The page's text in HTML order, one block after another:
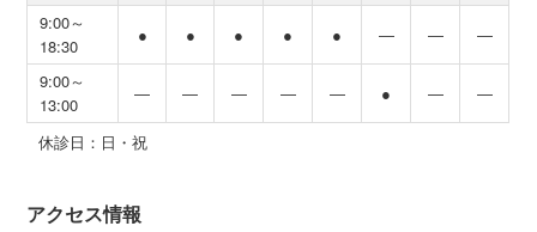
9:00～
18:30
● ● ● ● ● ― ― ―
9:00～
13:00
― ― ― ― ― ● ― ―
休診日：日・祝
アクセス情報